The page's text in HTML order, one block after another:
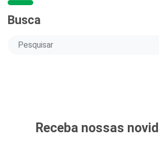
Busca
Receba nossas